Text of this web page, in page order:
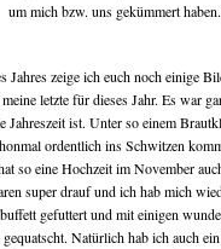
um mich bzw. uns gekümmert haben.
Jahres zeige ich euch noch einige
letzte für dieses Jahr. Es war
Jahreszeit ist. Unter so einem
ordentlich ins Schwitzen
so eine Hochzeit im November
super drauf und ich hab mich
gefuttert und mit einigen
Natürlich hab ich auch